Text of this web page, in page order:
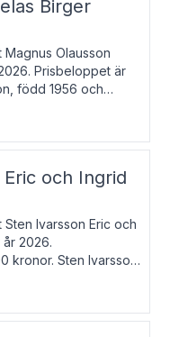
Birger
Olausson
Prisbeloppet är
född 1956 och
museiman och
Uppsala un
och Ingrid
Ivarsson Eric och
2026.
kronor. Sten Ivarsson,
vid
Här har han på